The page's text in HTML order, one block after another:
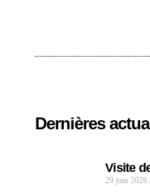
Dernières
Visite
29 juin 2026